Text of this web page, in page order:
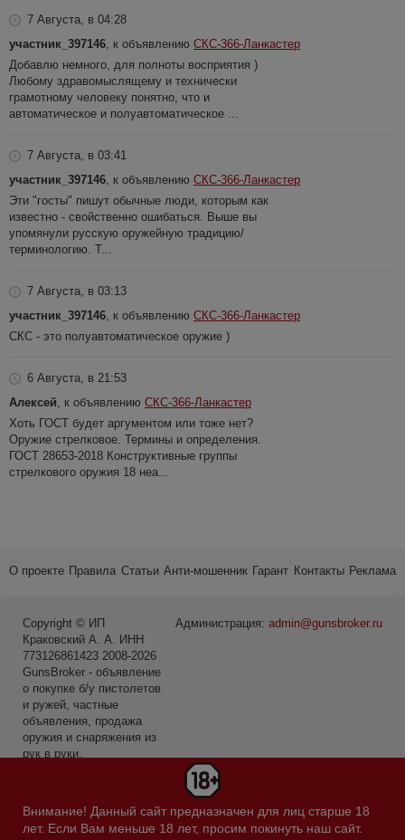
7 Августа, в 04:28
участник_397146, к объявлению СКС-366-Ланкастер
Добавлю немного, для полноты восприятия )
Любому здравомыслящему и технически
грамотному человеку понятно, что и
автоматическое и полуавтоматическое ...
7 Августа, в 03:41
участник_397146, к объявлению СКС-366-Ланкастер
Эти "госты" пишут обычные люди, которым как
известно - свойственно ошибаться. Выше вы
упомянули русскую оружейную традицию/
терминологию. Т...
7 Августа, в 03:13
участник_397146, к объявлению СКС-366-Ланкастер
СКС - это полуавтоматическое оружие )
6 Августа, в 21:53
Алексей, к объявлению СКС-366-Ланкастер
Хоть ГОСТ будет аргументом или тоже нет?
Оружие стрелковое. Термины и определения.
ГОСТ 28653-2018 Конструктивные группы
стрелкового оружия 18 неа...
Внимание! Данный сайт предназначен для лиц старше 18
лет. Если Вам меньше 18 лет, просим покинуть наш сайт.
О проекте Правила Статьи Анти-мошенник Гарант Контакты Реклама
Администрация: admin@gunsbroker.ru
Copyright © ИП
Краковский А. А. ИНН
773126861423 2008-2026
GunsBroker - объявление
о покупке б/у пистолетов
и ружей, частные
объявления, продажа
оружия и снаряжения из
рук в руки.
и рыбалка по данным
Яндекс.Радар за